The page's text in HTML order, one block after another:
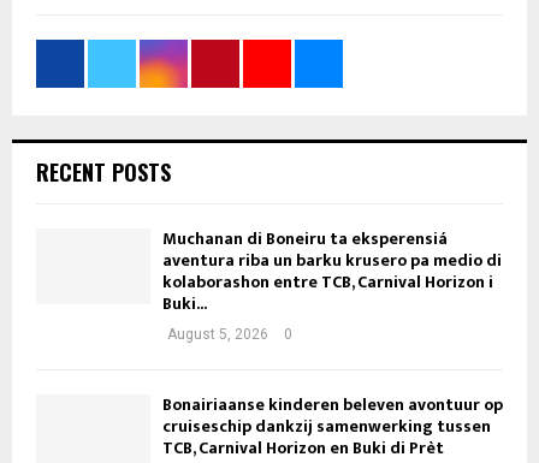
RECENT POSTS
Muchanan di Boneiru ta eksperensiá
aventura riba un barku krusero pa medio di
kolaborashon entre TCB, Carnival Horizon i
Buki...
August 5, 2026 0
Bonairiaanse kinderen beleven avontuur op
cruiseschip dankzij samenwerking tussen
TCB, Carnival Horizon en Buki di Prèt